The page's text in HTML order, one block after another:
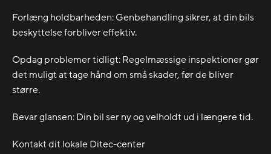
Forlæng holdbarheden: Genbehandling sikrer, at din bils
beskyttelse forbliver effektiv.
Opdag problemer tidligt: Regelmæssige inspektioner gør
det muligt at tage hånd om små skader, før de bliver
større.
Bevar glansen: Din bil ser ny og velholdt ud i længere tid.
Kontakt dit lokale Ditec-center